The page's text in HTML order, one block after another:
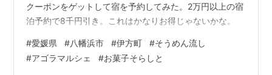
クーポンをゲットして宿を予約してみた。2万円以上の宿
泊予約で8千円引き。これはかなりお得じゃないかな。
#愛媛県 #八幡浜市 #伊方町 #そうめん流し
#アゴラマルシェ #お菓子そらしと